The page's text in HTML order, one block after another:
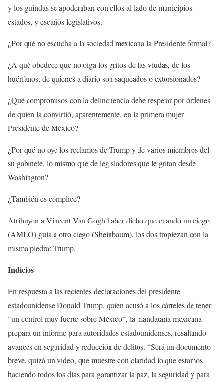
y los guindas se apoderaban con ellos al lado de municipios,
estados, y escaños legislativos.
¿Por qué no escucha a la sociedad mexicana la Presidente formal?
¿A qué obedece que no oiga los gritos de las viudas, de los
huérfanos, de quienes a diario son saqueados o extorsionados?
¿Qué compromisos con la delincuencia debe respetar por órdenes
de quien la convirtió, aparentemente, en la primera mujer
Presidente de México?
¿Por qué no oye los reclamos de Trump y de varios miembros del
su gabinete, lo mismo que de legisladores que le gritan desde
Washington?
¿También es cómplice?
Atribuyen a Vincent Van Gogh haber dicho que cuando un ciego
(AMLO) guía a otro ciego (Sheinbaum), los dos tropiezan con la
misma piedra: Trump.
Indicios
En respuesta a las recientes declaraciones del presidente
estadounidense Donald Trump, quien acusó a los cárteles de tener
“un control muy fuerte sobre México”, la mandataria mexicana
prepara un informe para autoridades estadounidenses, resaltando
avances en seguridad y reducción de delitos. “Será un documento
breve, quizá un video, que muestre con claridad lo que estamos
haciendo todos los días para garantizar la paz, la seguridad y para